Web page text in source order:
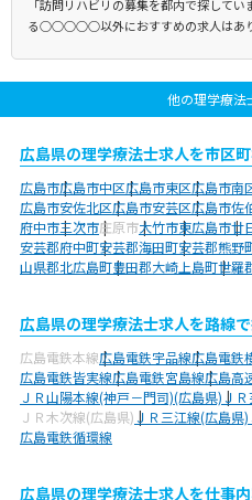
「訪問リハビリの募集を都内で探して
る○○○○○以外におすすめの求人はあり
他の理学療法
広島県の理学療法士求人を市区
広島市広島市中区広島市東区広島市南
広島市安佐北区広島市安芸区広島市佐
府中市三次市庄原市大竹市東広島市廿
安芸郡府中町安芸郡海田町安芸郡熊野
山県郡北広島町豊田郡大崎上島町世羅
広島県の理学療法士求人を路線
広島電鉄本線広島電鉄宇品線広島電鉄
広島電鉄皆実線広島電鉄宮島線広島高
ＪＲ山陽本線(神戸－門司)(広島県)Ｊ
ＪＲ木次線(広島県)ＪＲ三江線(広島県)
広島電鉄循環線
広島県の理学療法士求人を仕事